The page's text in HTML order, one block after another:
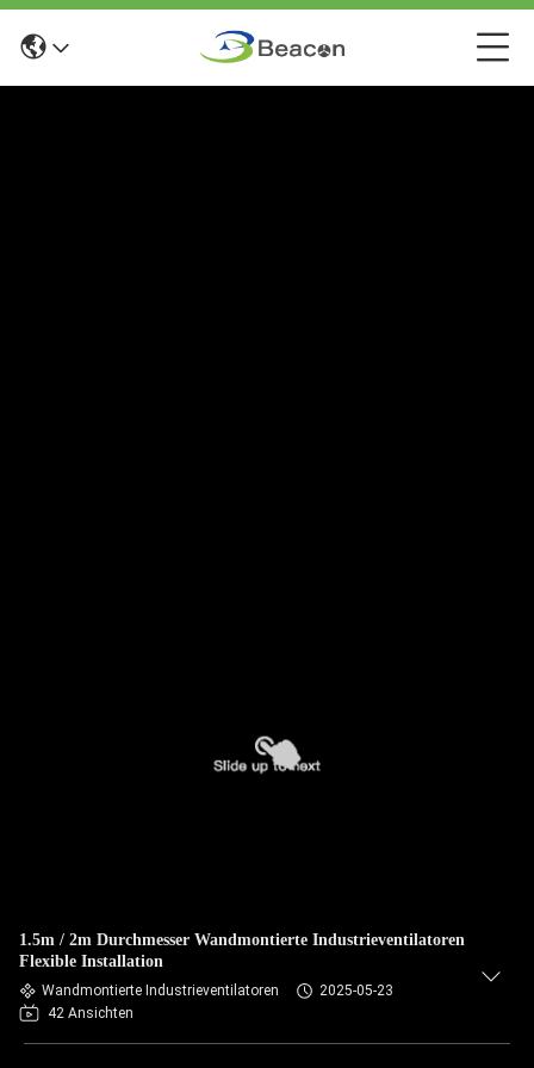
1.5m / 2m Durchmesser Wandmontierte Industrieventilatoren
Flexible Installation
Wandmontierte Industrieventilatoren
2025-05-23
42 Ansichten